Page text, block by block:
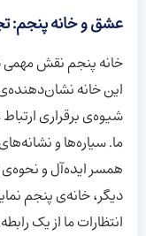
عشق و خانه پنجم:
خانه پنجم نقش مهمی
این خانه
شیوه‌ی برقراری
ما. سیاره‌ها و
همسر ایده‌آل و نحوه‌ی
دیگر، خانه‌ی پنجم
انتظارات ما از یک